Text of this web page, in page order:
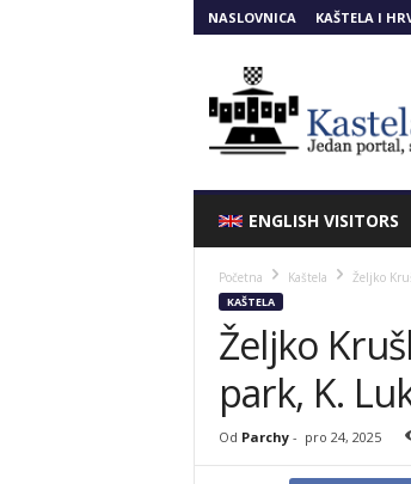
NASLOVNICA KAŠTELA I
ENGLISH VISITORS
Početna Kaštela Željko
KAŠTELA
Željko
park, K.
Od Parchy- pro 24, 2025